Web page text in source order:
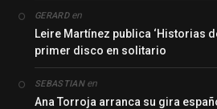
GERARDen
Leire Martínez publica ‘Historias
primer disco en solitario
SEBASTIANen
Ana Torroja arranca su gira